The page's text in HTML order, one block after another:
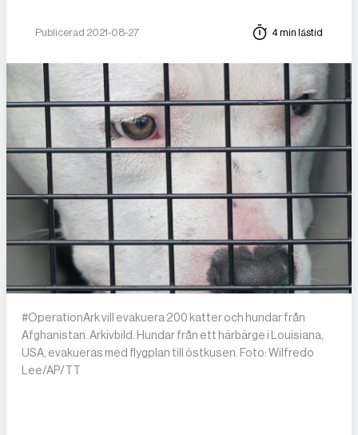
Publicerad 2021-08-27 4 min lästid
#OperationArk vill evakuera 200 katter och hundar från
Afghanistan. Arkivbild. Hundar från ett härbärge i Louisiana,
USA, evakueras med flygplan till östkusen. Foto: Wilfredo
Lee/AP/TT